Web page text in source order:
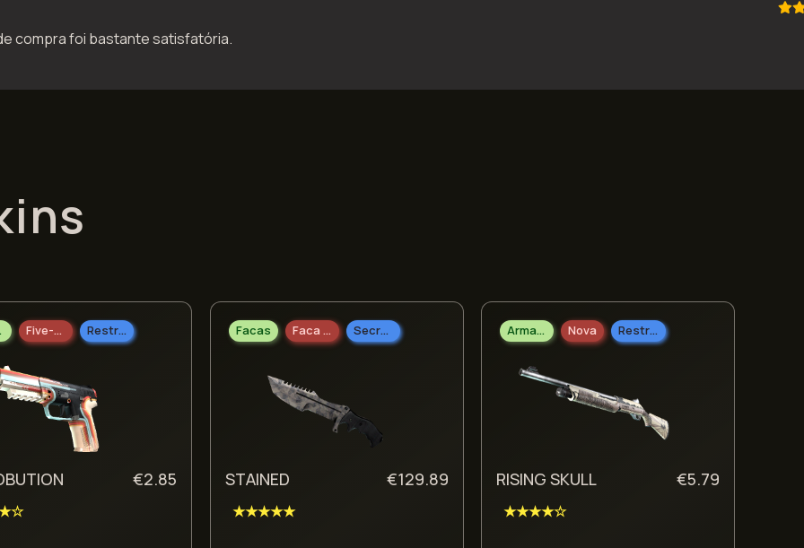
compra foi bastante satisfatória.
Five-SeveN Restrito
€2.85
Facas Faca Huntsman Secreto
STAINED €129.89
★★★★★
Arma Pesada Nova Restrito
RISING SKULL €5.79
★★★★☆